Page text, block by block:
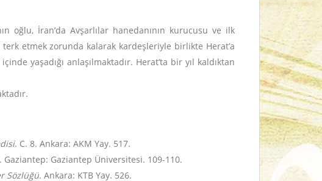
oğlu, İran’da Avşarlılar hanedanının kurucusu ve ilk
etmek zorunda kalarak kardeşleriyle birlikte Herat’a
yaşadığı anlaşılmaktadır. Herat’ta bir yıl kaldıktan
. C. 8. Ankara: AKM Yay. 517.
. Gaziantep: Gaziantep Üniversitesi. 109-110.
Sözlüğü. Ankara: KTB Yay. 526.